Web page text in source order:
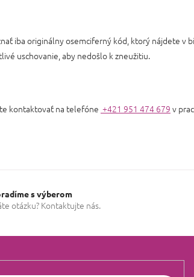
iba originálny osemciferný kód, ktorý nájdete v
uschovanie, aby nedošlo k zneužitiu.
kontaktovať na telefóne +421 951 474 679 v
s výberom
otázku? Kontaktujte nás.